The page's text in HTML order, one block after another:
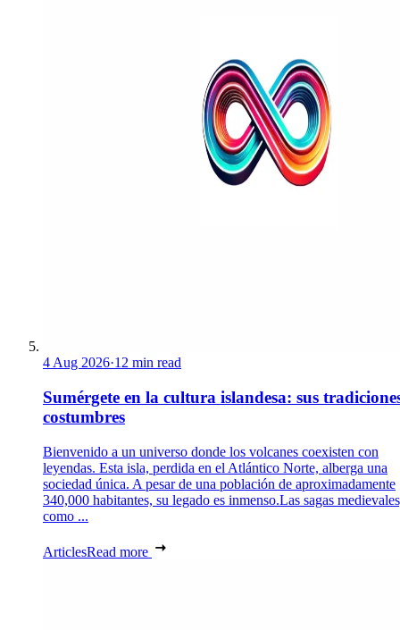
4 Aug 2026·12 min read
Sumérgete en la cultura islandesa: sus
costumbres
Bienvenido a un universo donde los volcanes coexisten con
leyendas. Esta isla, perdida en el Atlántico Norte, alberga una
sociedad única. A pesar de una población de aproximadamente
340,000 habitantes, su legado es inmenso.Las sagas
como ...
ArticlesRead more